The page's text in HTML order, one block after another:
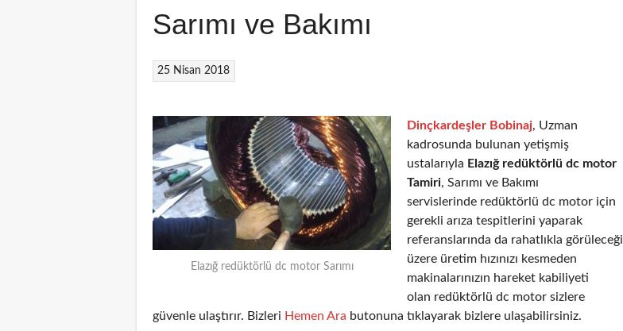
Sarımı ve Bakımı
25 Nisan 2018
Elazığ redüktörlü dc motor Sarımı
Dinçkardeşler Bobinaj, Uzman
kadrosunda bulunan yetişmiş
ustalarıyla Elazığ redüktörlü dc motor
Tamiri, Sarımı ve Bakımı
servislerinde redüktörlü dc motor için
gerekli arıza tespitlerini yaparak
referanslarında da rahatlıkla görüleceği
üzere üretim hızınızı kesmeden
makinalarınızın hareket kabiliyeti
olan redüktörlü dc motor sizlere
güvenle ulaştırır. Bizleri Hemen Ara butonuna tıklayarak bizlere ulaşabilirsiniz.